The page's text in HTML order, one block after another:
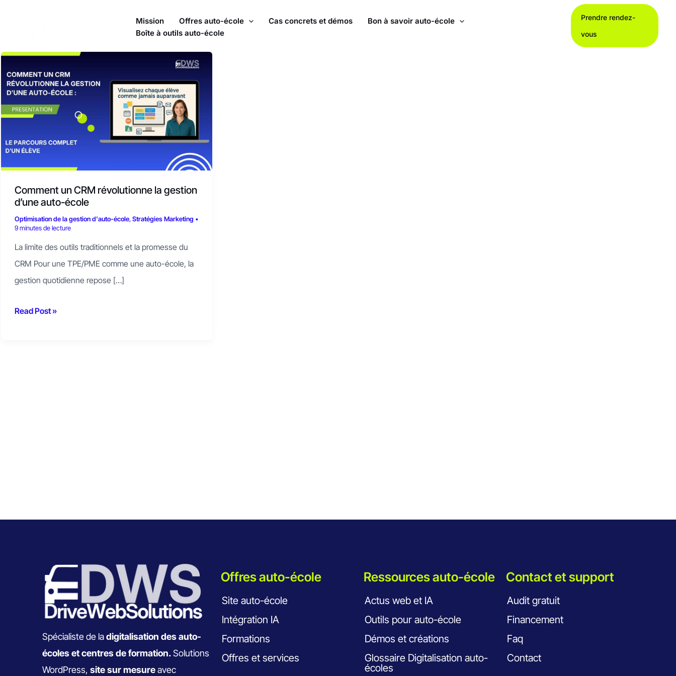
Mission Offres auto-école Cas concrets et démos
Bon à savoir auto-école
Boîte à outils auto-école
Prendre rendez-
vous
Comment un CRM révolutionne la gestion
d’une auto-école
Optimisation de la gestion d'auto-école,Stratégies Marketing •
9 minutes de lecture
La limite des outils traditionnels et la promesse du
CRM Pour une TPE/PME comme une auto-école, la
gestion quotidienne repose […]
Comment
un
CRM
révolutionne
gestion
école
Read Post »
Spécialiste de ladigitalisation des auto-
écoles et centres de formation.Solutions
WordPress,site sur mesureavec
Offres auto-école
Site auto-école
Intégration IA
Formations
Offres et services
Ressources auto-école
Actus web et IA
Outils pour auto-école
Démos et créations
Glossaire Digitalisation auto-
écoles
Contact et support
Audit gratuit
Financement
Faq
Contact